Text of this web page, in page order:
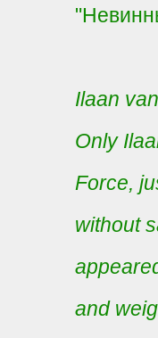
Ilaan
Only
Force,
without
and